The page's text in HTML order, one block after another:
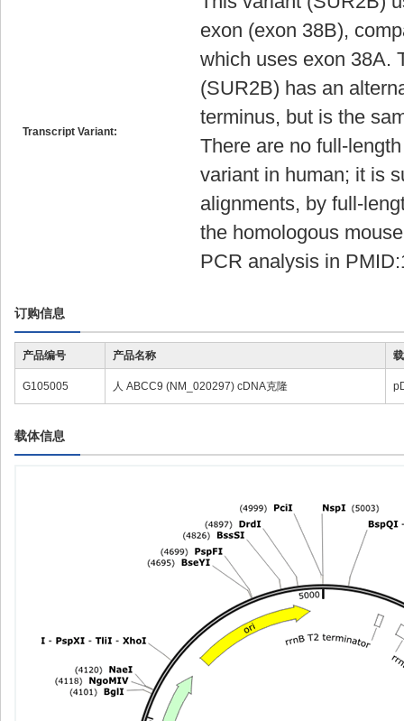
Transcript Variant:
exon (exon 38B),
which uses exon 38A.
(SUR2B) has an
terminus, but is the
There are no full-
variant in human; it is
alignments, by full-
the homologous
PCR analysis in
订购信息
产品编号 产品名称
G105005 人 ABCC9 (NM_020297) cDNA克隆
载体信息